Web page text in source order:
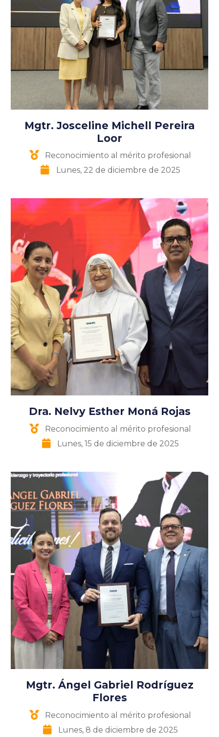
Mgtr. Josceline Michell Pereira
Loor
Reconocimiento al mérito profesional
Lunes, 22 de diciembre de 2025
Dra. Nelvy Esther Moná Rojas
Reconocimiento al mérito profesional
Lunes, 15 de diciembre de 2025
Mgtr. Ángel Gabriel Rodríguez
Flores
Reconocimiento al mérito profesional
Lunes, 8 de diciembre de 2025